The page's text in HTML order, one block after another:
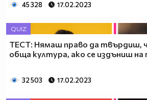
45 328 17.02.2023
QUIZ
ТЕСТ: Нямаш право да твърдиш,
обща култура, ако се издъниш на
32 503 17.02.2023